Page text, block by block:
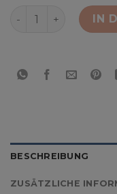
Schuhschrank -IN
BESCHREIBUNG
ZUSÄTZLICHE